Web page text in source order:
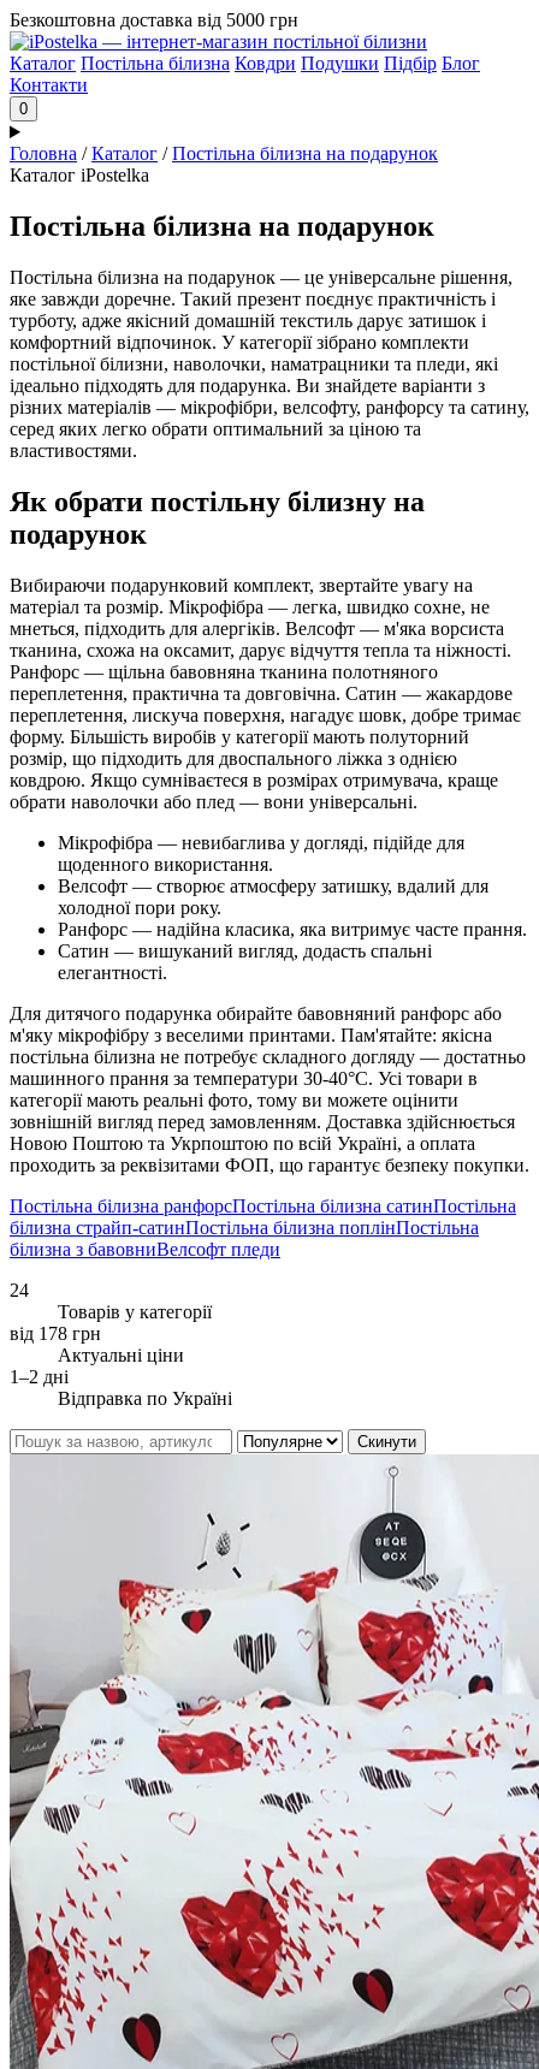
Безкоштовна доставка від 5000 грн
Каталог Постільна білизна Ковдри Подушки Підбір Блог
Контакти
0
Головна /Каталог /Постільна білизна на подарунок
Каталог iPostelka
Постільна білизна на подарунок
Постільна білизна на подарунок — це універсальне рішення,
яке завжди доречне. Такий презент поєднує практичність і
турботу, адже якісний домашній текстиль дарує затишок і
комфортний відпочинок. У категорії зібрано комплекти
постільної білизни, наволочки, наматрацники та пледи, які
ідеально підходять для подарунка. Ви знайдете варіанти з
різних матеріалів — мікрофібри, велсофту, ранфорсу та сатину,
серед яких легко обрати оптимальний за ціною та
властивостями.
Як обрати постільну білизну на
подарунок
Вибираючи подарунковий комплект, звертайте увагу на
матеріал та розмір. Мікрофібра — легка, швидко сохне, не
мнеться, підходить для алергіків. Велсофт — м'яка ворсиста
тканина, схожа на оксамит, дарує відчуття тепла та ніжності.
Ранфорс — щільна бавовняна тканина полотняного
переплетення, практична та довговічна. Сатин — жакардове
переплетення, лискуча поверхня, нагадує шовк, добре тримає
форму. Більшість виробів у категорії мають полуторний
розмір, що підходить для двоспального ліжка з однією
ковдрою. Якщо сумніваєтеся в розмірах отримувача, краще
обрати наволочки або плед — вони універсальні.
Мікрофібра — невибаглива у догляді, підійде для
щоденного використання.
Велсофт — створює атмосферу затишку, вдалий для
холодної пори року.
Ранфорс — надійна класика, яка витримує часте прання.
Сатин — вишуканий вигляд, додасть спальні
елегантності.
Для дитячого подарунка обирайте бавовняний ранфорс або
м'яку мікрофібру з веселими принтами. Пам'ятайте: якісна
постільна білизна не потребує складного догляду — достатньо
машинного прання за температури 30-40°C. Усі товари в
категорії мають реальні фото, тому ви можете оцінити
зовнішній вигляд перед замовленням. Доставка здійснюється
Новою Поштою та Укрпоштою по всій Україні, а оплата
проходить за реквізитами ФОП, що гарантує безпеку покупки.
Постільна білизна ранфорсПостільна білизна сатинПостільна
білизна страйп-сатинПостільна білизна поплінПостільна
білизна з бавовниВелсофт пледи
24
Товарів у категорії
від 178 грн
Актуальні ціни
1–2 дні
Відправка по Україні
Скинути